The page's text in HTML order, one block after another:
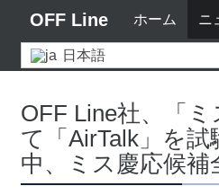
OFF Line ホーム ニ
日本語
OFF Line社、「
て「AirTalk」を
中、ミス慶応候